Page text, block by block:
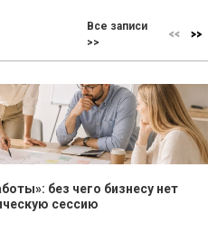
Все записи
>>
без чего бизнесу нет
сессию